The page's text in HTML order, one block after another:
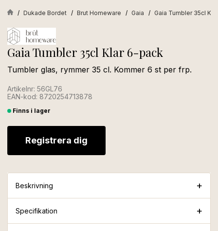
Dukade Bordet Brut Homeware Gaia Gaia Tumbler 35cl
Gaia Tumbler 35cl Klar 6-pack
Tumbler glas, rymmer 35 cl. Kommer 6 st per frp.
Artikelnr: 56GL76
EAN-kod: 8720254713878
Finns i lager
Registrera dig
Beskrivning
Specifikation